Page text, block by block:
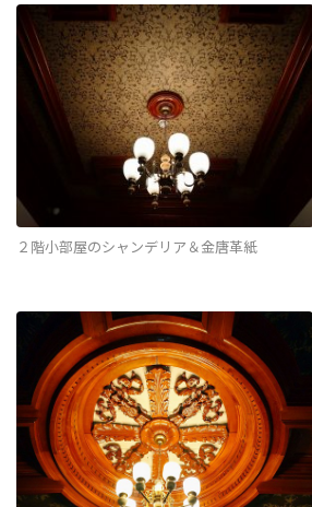
２階小部屋のシャンデリア＆金唐革紙